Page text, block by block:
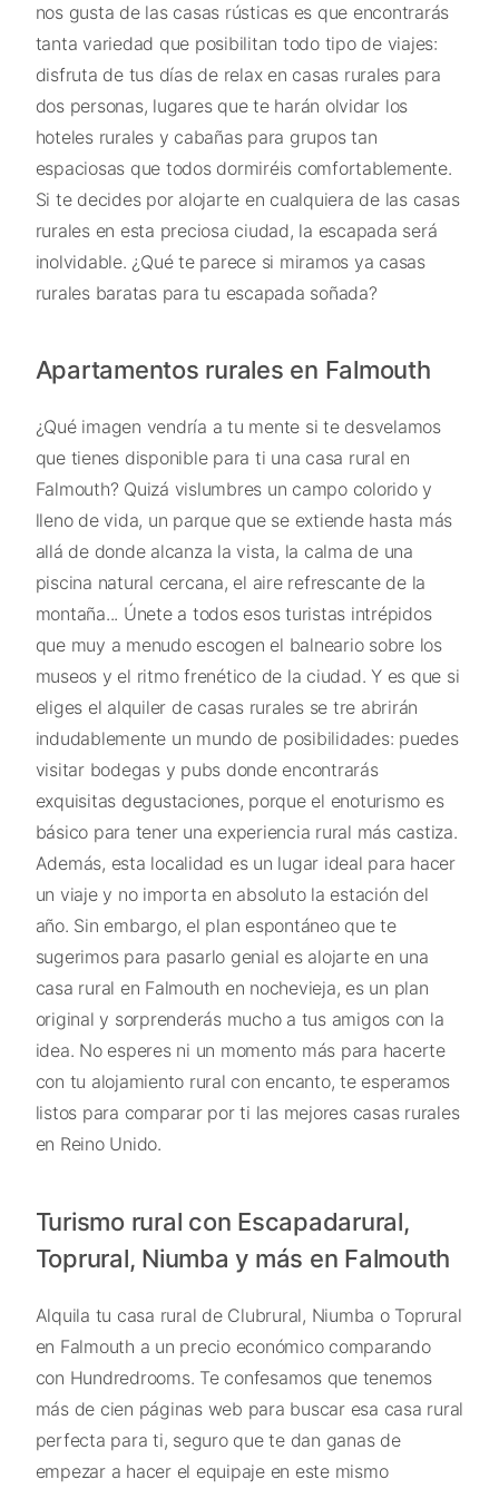
nos gusta de las casas rústicas es que encontrarás
tanta variedad que posibilitan todo tipo de viajes:
disfruta de tus días de relax en casas rurales para
dos personas, lugares que te harán olvidar los
hoteles rurales y cabañas para grupos tan
espaciosas que todos dormiréis comfortablemente.
Si te decides por alojarte en cualquiera de las casas
rurales en esta preciosa ciudad, la escapada será
inolvidable. ¿Qué te parece si miramos ya casas
rurales baratas para tu escapada soñada?
Apartamentos rurales en Falmouth
¿Qué imagen vendría a tu mente si te desvelamos
que tienes disponible para ti una casa rural en
Falmouth? Quizá vislumbres un campo colorido y
lleno de vida, un parque que se extiende hasta más
allá de donde alcanza la vista, la calma de una
piscina natural cercana, el aire refrescante de la
montaña... Únete a todos esos turistas intrépidos
que muy a menudo escogen el balneario sobre los
museos y el ritmo frenético de la ciudad. Y es que si
eliges el alquiler de casas rurales se tre abrirán
indudablemente un mundo de posibilidades: puedes
visitar bodegas y pubs donde encontrarás
exquisitas degustaciones, porque el enoturismo es
básico para tener una experiencia rural más castiza.
Además, esta localidad es un lugar ideal para hacer
un viaje y no importa en absoluto la estación del
año. Sin embargo, el plan espontáneo que te
sugerimos para pasarlo genial es alojarte en una
casa rural en Falmouth en nochevieja, es un plan
original y sorprenderás mucho a tus amigos con la
idea. No esperes ni un momento más para hacerte
con tu alojamiento rural con encanto, te esperamos
listos para comparar por ti las mejores casas rurales
en Reino Unido.
Turismo rural con Escapadarural,
Toprural, Niumba y más en Falmouth
Alquila tu casa rural de Clubrural, Niumba o Toprural
en Falmouth a un precio económico comparando
con Hundredrooms. Te confesamos que tenemos
más de cien páginas web para buscar esa casa rural
perfecta para ti, seguro que te dan ganas de
empezar a hacer el equipaje en este mismo